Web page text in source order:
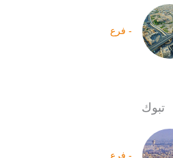
- فرع
تبوك
- فرع